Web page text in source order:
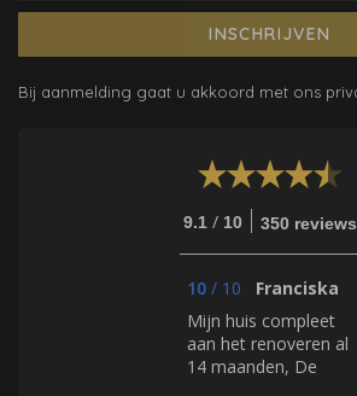
INSCHRIJVEN
Bij aanmelding gaat u akkoord met ons
9.1 / 10 350 reviews
10 / 10
Franciska
Mijn huis compleet
aan het renoveren al
14 maanden, De